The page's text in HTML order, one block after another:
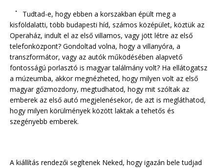
Tudtad-e, hogy ebben a korszakban épült meg a
kisföldalatti, több budapesti híd, számos középület, köztük az
Operaház, indult el az első villamos, vagy jött létre az első
telefonközpont? Gondoltad volna, hogy a villanyóra, a
transzformátor, vagy az autók működésében alapvető
fontosságú porlasztó is magyar találmány volt? Ha ellátogatsz
a múzeumba, akkor megnézheted, hogy milyen volt az első
magyar gőzmozdony, megtudhatod, hogy mit szóltak az
emberek az első autó megjelenésekor, de azt is megláthatod,
hogy milyen körülmények között laktak a tehetős és
szegényebb emberek.
A kiállítás rendezői segítenek Neked, hogy igazán bele tudjad